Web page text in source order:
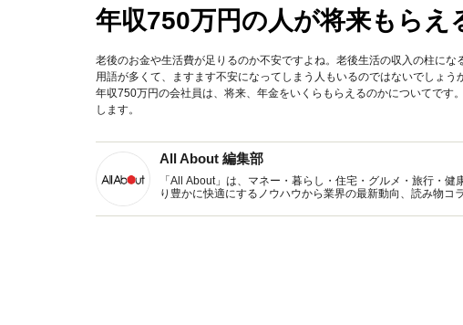
年収750万円の人が将来もらえ
老後のお金や生活費が足りるのか不安ですよね。老後生活の収入の柱に
用語が多くて、ますます不安になってしまう人もいるのではないでしょ
年収750万円の会社員は、将来、年金をいくらもらえるのかについてで
します。
All About 編集部
「All About」は、マネー・暮らし・住宅・グルメ・旅行・
り豊かに快適にするノウハウから業界の最新動向、読み物